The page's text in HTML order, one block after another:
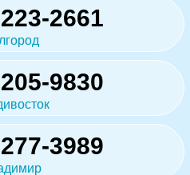
2661
9830
3989